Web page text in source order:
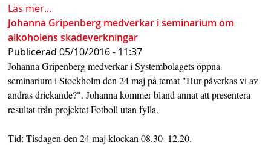
n
a
b
a
Läs mer...
Johanna Gripenberg medverkar i seminarium om
alkoholens skadeverkningar
Publicerad05/10/2016 - 11:37
Johanna Gripenberg medverkar i Systembolagets öppna
seminarium i Stockholm den 24 maj på temat "Hur påverkas vi av
andras drickande?". Johanna kommer bland annat att presentera
resultat från projektet Fotboll utan fylla.
Tid: Tisdagen den 24 maj klockan 08.30–12.20.